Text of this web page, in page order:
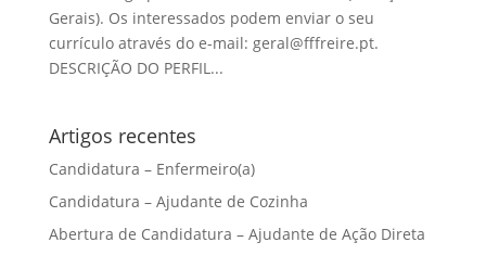
Gerais). Os interessados podem enviar o seu
currículo através do e-mail: geral@fffreire.pt.
DESCRIÇÃO DO PERFIL...
Artigos recentes
Candidatura – Enfermeiro(a)
Candidatura – Ajudante de Cozinha
Abertura de Candidatura – Ajudante de Ação Direta